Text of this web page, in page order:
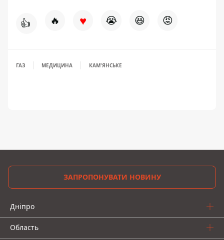
👍 🔥 ♥ 😭 😆 😡
ГАЗ МЕДИЦИНА КАМ'ЯНСЬКЕ
ЗАПРОПОНУВАТИ НОВИНУ
Дніпро
Область